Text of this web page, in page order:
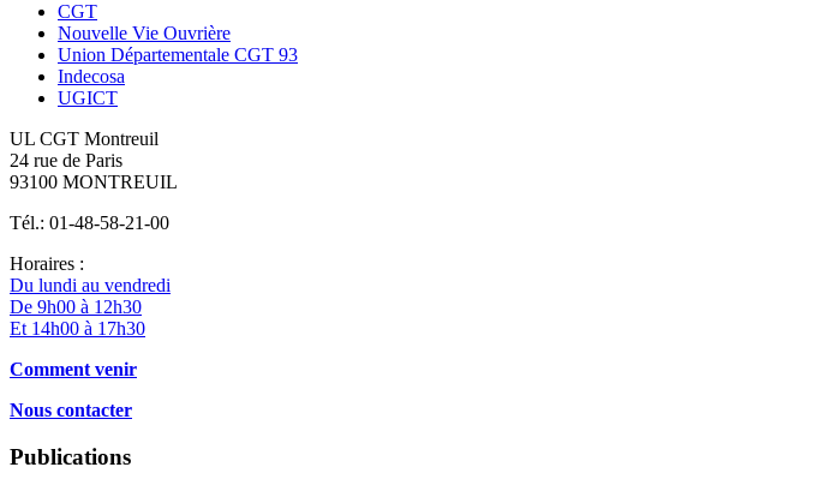
CGT
Nouvelle Vie Ouvrière
Union Départementale CGT 93
Indecosa
UGICT
UL CGT Montreuil
24 rue de Paris
93100 MONTREUIL
Tél.: 01-48-58-21-00
Horaires :
Du lundi au vendredi
De 9h00 à 12h30
Et 14h00 à 17h30
Comment venir
Nous contacter
Publications